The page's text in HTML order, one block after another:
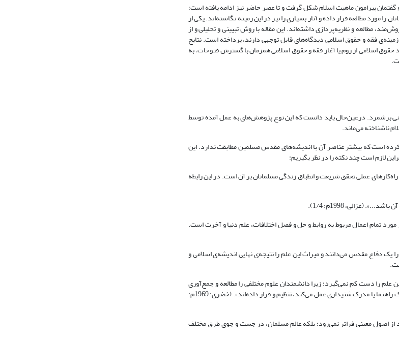
پیرامون ماهیت اسلام شکل گرفت و تا عصر حاضر نیز ادامه یافته است؛
مطالعه قرار داده و آثار بسیاری را نیز در این زمینه نگاشته‌اند. یکی از
مطالعه و نظریه‌پردازی داشته‌اند. این مقاله با روش تبیینی و تحلیلی و از
فقه و حقوق اسلامی دیدگاه‌های قابل توجهی دارند، پرداخته است. نتایج
اسلامی از روم یا آغاز فقه و حقوق اسلامی همزمان با گسترش فتوحات، به
برشمرد. درعین‌حال باید دانست که این نوع پژوهش‌های به عمل آمده توسط
ناشناخته می‌ماند.
است که بیشتر عناصر آن با اندیشه‌های مقدس مسلمین مطابقت ندارد. این
لازم است چند نکته را در نظر بگیریم:
عملی تحقق شریعت و انطباق زندگی مسلمانان بر آن است. در این رابطه
(غزالی، 1998م: 1/4).
تمام اعمال مربوط به روابط و حل و فصل اختلافات، علم دنیا و آخرت است.
دفاع مقدس می‌دانند و میراث این علم را نتیجه‌ی نهایی اندیشه‌ی اسلامی و
علم را دست کم نمی‌گیرد؛ زیرا دانشمندان علوم مختلفی را مطالعه و جمع‌آوری
کرده‌اند که مفید و مرتبط با تحقیق و هدف آن‌هاست. بنابراین آن‌ علوم را به عنوان علمی که به عنوان یک راهنما یا مدرک شنیداری عمل می‌کند، تنظیم و قرار داده‌اند». (خضری: 1969م:
اصول معینی فراتر نمی‌رود؛ بلکه عالم مسلمان، در جست و جوی طرق مختلف